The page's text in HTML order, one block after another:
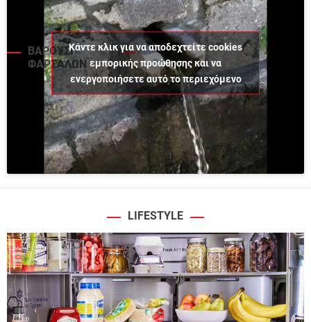
ΒΑΡΟΥΣΙ
ΦΑΡΣΑΛΩΝ
Κάντε κλικ για να αποδεχτείτε cookies
εμπορικής προώθησης και να
ενεργοποιήσετε αυτό το περιεχόμενο
LIFESTYLE